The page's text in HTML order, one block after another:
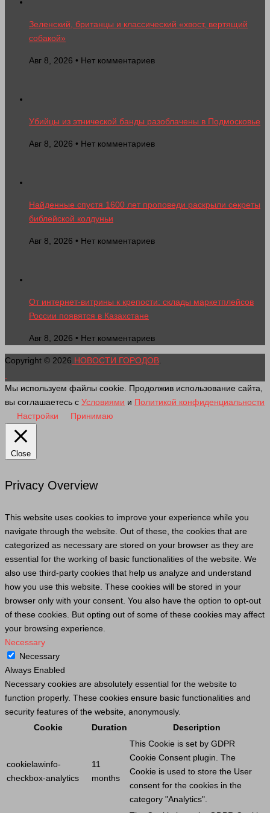
Зеленский, британцы и классический «хвост, вертящий
собакой»
Авг 8, 2026 • Нет комментариев
Убийцы из этнической банды разоблачены в Подмосковье
Авг 8, 2026 • Нет комментариев
Найденные спустя 1600 лет проповеди раскрыли секреты
библейской колдуньи
Авг 8, 2026 • Нет комментариев
От интернет-витрины к крепости: склады маркетплейсов
России появятся в Казахстане
Авг 8, 2026 • Нет комментариев
Copyright © 2026 НОВОСТИ ГОРОДОВ.
Мы используем файлы cookie. Продолжив использование сайта,
вы соглашаетесь с Условиями и Политикой конфиденциальности
Настройки
Принимаю
Close
Privacy Overview
This website uses cookies to improve your experience while you
navigate through the website. Out of these, the cookies that are
categorized as necessary are stored on your browser as they are
essential for the working of basic functionalities of the website. We
also use third-party cookies that help us analyze and understand
how you use this website. These cookies will be stored in your
browser only with your consent. You also have the option to opt-out
of these cookies. But opting out of some of these cookies may affect
your browsing experience.
Necessary
Necessary
Always Enabled
Necessary cookies are absolutely essential for the website to
function properly. These cookies ensure basic functionalities and
security features of the website, anonymously.
Cookie
Duration Description
cookielawinfo-
checkbox-analytics
11
months
This Cookie is set by GDPR
Cookie Consent plugin. The
Cookie is used to store the User
consent for the cookies in the
category "Analytics".